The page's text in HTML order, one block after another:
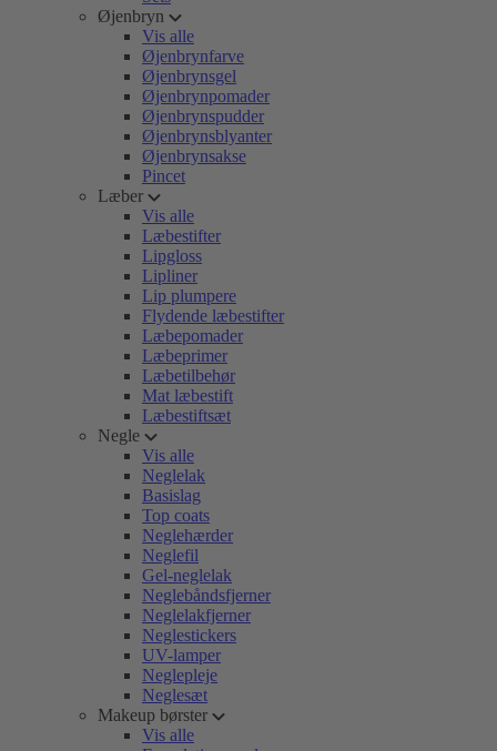
Øjenbryn
Vis alle
Øjenbrynfarve
Øjenbrynsgel
Øjenbrynpomader
Øjenbrynspudder
Øjenbrynsblyanter
Øjenbrynsakse
Pincet
Læber
Vis alle
Læbestifter
Lipgloss
Lipliner
Lip plumpere
Flydende læbestifter
Læbepomader
Læbeprimer
Læbetilbehør
Mat læbestift
Læbestiftsæt
Negle
Vis alle
Neglelak
Basislag
Top coats
Neglehærder
Neglefil
Gel-neglelak
Neglebåndsfjerner
Neglelakfjerner
Neglestickers
UV-lamper
Neglepleje
Neglesæt
Makeup børster
Vis alle